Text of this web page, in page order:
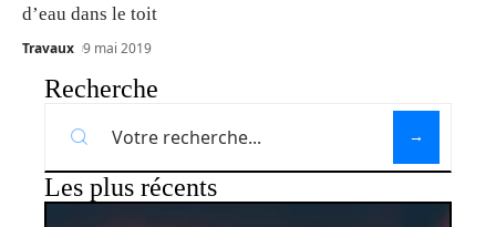
d’eau dans le toit
Travaux 9 mai 2019
Recherche
Les plus récents